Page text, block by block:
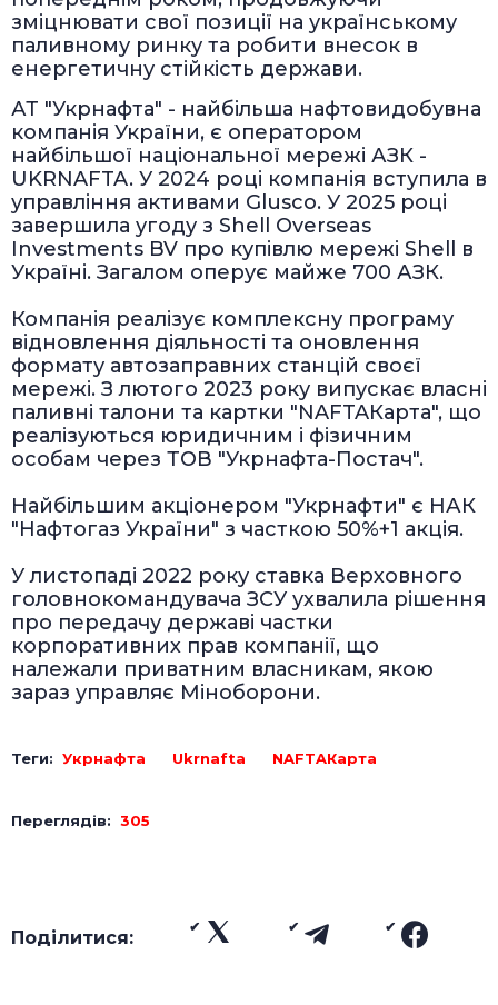
зміцнювати свої позиції на українському
паливному ринку та робити внесок в
енергетичну стійкість держави.
АТ "Укрнафта" - найбільша нафтовидобувна
компанія України, є оператором
найбільшої національної мережі АЗК -
UKRNAFTA. У 2024 році компанія вступила в
управління активами Glusco. У 2025 році
завершила угоду з Shell Overseas
Investments BV про купівлю мережі Shell в
Україні. Загалом оперує майже 700 АЗК.
Компанія реалізує комплексну програму
відновлення діяльності та оновлення
формату автозаправних станцій своєї
мережі. З лютого 2023 року випускає власні
паливні талони та картки "NAFTAКарта", що
реалізуються юридичним і фізичним
особам через ТОВ "Укрнафта-Постач".
Найбільшим акціонером "Укрнафти" є НАК
"Нафтогаз України" з часткою 50%+1 акція.
У листопаді 2022 року ставка Верховного
головнокомандувача ЗСУ ухвалила рішення
про передачу державі частки
корпоративних прав компанії, що
належали приватним власникам, якою
зараз управляє Міноборони.
Теги: Укрнафта Ukrnafta NAFTAКарта
Переглядів: 305
Поділитися: